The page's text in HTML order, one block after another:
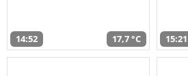
14:52 17,7 °C 15:21